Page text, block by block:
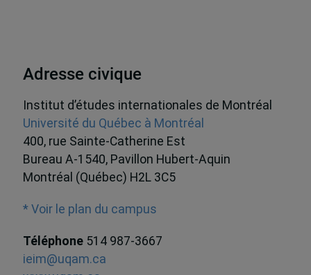
Adresse civique
Institut d’études internationales de Montréal
Université du Québec à Montréal
400, rue Sainte-Catherine Est
Bureau A-1540, Pavillon Hubert-Aquin
Montréal (Québec) H2L 3C5
* Voir le plan du campus
Téléphone 514 987-3667
ieim@uqam.ca